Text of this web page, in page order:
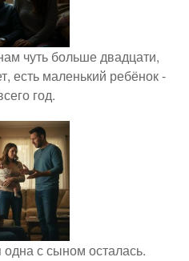
чуть больше двадцати,
есть маленький ребёнок -
год.
с сыном осталась.